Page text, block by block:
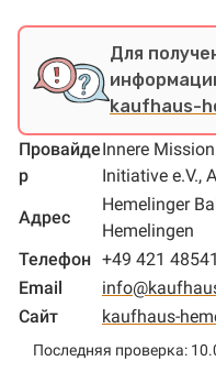
Для
kaufhaus-
Провайде
р
Innere
Initiative e.V.,
Адрес
Hemelinger
Hemelingen
Телефон +49 421
Email
Сайт
kaufhaus-
Последняя проверка: